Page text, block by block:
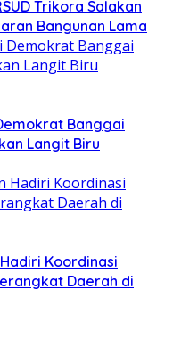
Trikora Salakan
Bangunan Lama
Banggai
Langit Biru
Koordinasi
Daerah di